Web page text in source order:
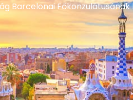
Barcelonai